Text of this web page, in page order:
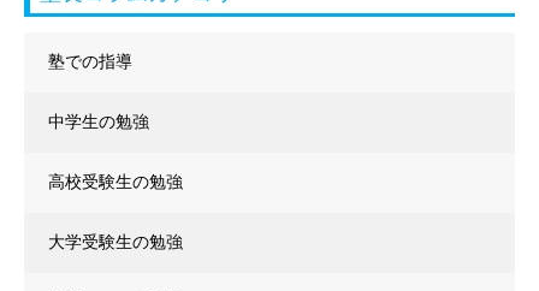
塾での指導
中学生の勉強
高校受験生の勉強
大学受験生の勉強